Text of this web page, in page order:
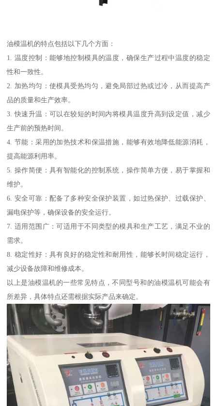
油模温机的特点包括以下几个方面：
1. 温度控制：能够地控制模具的温度，确保生产过程中温度的稳定
性和一致性。
2. 加热均匀：使模具受热均匀，避免局部过热或过冷，从而提高产
品的质量和生产效率。
3. 快速升温：可以在较短的时间内将模具温度升高到设定值，减少
生产前的预热时间。
4. 节能：采用的加热技术和保温措施，能够有效地降低能源消耗，
提高能源利用率。
5. 操作简便：具有智能化的控制系统，操作简单方便，易于掌握和
维护。
6. 安全可靠：配备了多种安全保护装置，如过热保护、过载保护、
漏电保护等，确保设备的安全运行。
7. 适用范围广：可适用于不同类型的模具和生产工艺，满足不业的
需求。
8. 稳定性好：具有良好的稳定性和耐用性，能够长时间稳定运行，
减少设备故障和维修成本。
以上是油模温机的一些常见特点，不同型号和的油模温机可能会有
所差异，具体特点还需根据实际产品来确定。